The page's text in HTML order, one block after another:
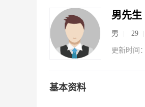
男先生
男 29
更新时间
基本资料